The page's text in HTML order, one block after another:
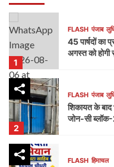
1
FLASH पंजाब
45 पार्षदों का
अगस्त को होगी
2
FLASH पंजाब
शिकायत के बाद
जोन-सी ब्लॉक-
FLASH हिमाचल